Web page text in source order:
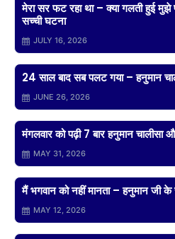
मेरा सर फट रहा था – क्या गलती हुई
सच्ची घटना
JULY 16, 2026
24 साल बाद सब पलट गया – हनुमान
JUNE 26, 2026
मंगलवार को पढ़ी 7 बार हनुमान चालीसा
MAY 31, 2026
मैं भगवान को नहीं मानता – हनुमान जी
MAY 12, 2026